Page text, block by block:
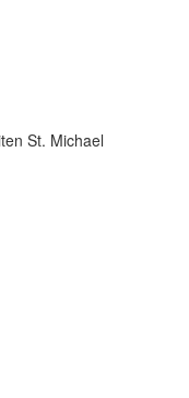
St. Michael